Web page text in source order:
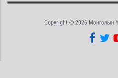
Copyright © 2026 Монголын